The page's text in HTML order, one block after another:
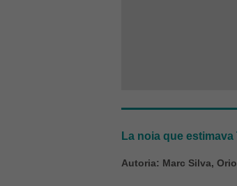
La noia que
Autoria: Marc Silva,